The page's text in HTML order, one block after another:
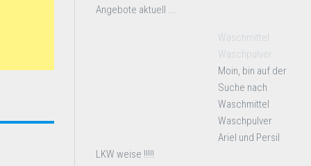
Angebote aktuell ...
Waschmittel
Waschpulver
Moin, bin auf der
Suche nach
Waschmittel
Waschpulver
Ariel und Persil
LKW weise !!!!!